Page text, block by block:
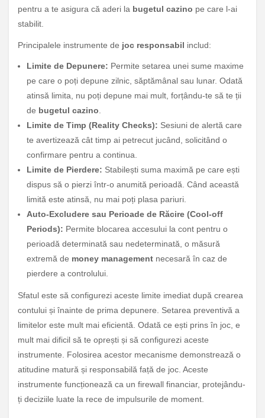
pentru a te asigura că aderi la bugetul cazino pe care l-ai
stabilit.
Principalele instrumente de joc responsabil includ:
Limite de Depunere: Permite setarea unei sume maxime
pe care o poți depune zilnic, săptămânal sau lunar. Odată
atinsă limita, nu poți depune mai mult, forțându-te să te ții
de bugetul cazino.
Limite de Timp (Reality Checks): Sesiuni de alertă care
te avertizează cât timp ai petrecut jucând, solicitând o
confirmare pentru a continua.
Limite de Pierdere: Stabilești suma maximă pe care ești
dispus să o pierzi într-o anumită perioadă. Când această
limită este atinsă, nu mai poți plasa pariuri.
Auto-Excludere sau Perioade de Răcire (Cool-off
Periods): Permite blocarea accesului la cont pentru o
perioadă determinată sau nedeterminată, o măsură
extremă de money management necesară în caz de
pierdere a controlului.
Sfatul este să configurezi aceste limite imediat după crearea
contului și înainte de prima depunere. Setarea preventivă a
limitelor este mult mai eficientă. Odată ce ești prins în joc, e
mult mai dificil să te oprești și să configurezi aceste
instrumente. Folosirea acestor mecanisme demonstrează o
atitudine matură și responsabilă față de joc. Aceste
instrumente funcționează ca un firewall financiar, protejându-
ți deciziile luate la rece de impulsurile de moment.